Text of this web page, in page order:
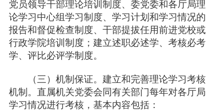
党员领导干部理论培训制度、委党委和各厅局理
论学习中心组学习制度、学习计划和学习情况的
报告和督促检查制度、干部提拔任用前进党校或
行政学院培训制度；建立述职必述学、考核必考
学、评比必评学制度。
（三）机制保证。建立和完善理论学习考核
机制。直属机关党委会同有关部门每年对各厅局
学习情况进行考核，基本内容包括：